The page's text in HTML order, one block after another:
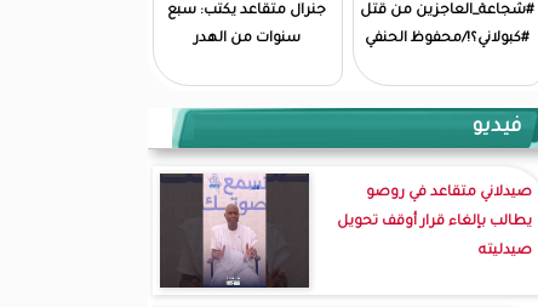
#شجاعة_العاجزين من قتل
#كبولاني؟!/محفوظ الحنفي
جنرال متقاعد يكتب: سبع
سنوات من الهدر
فيديو
صيدلاني متقاعد في روصو
يطالب بإلغاء قرار أوقف تحويل
صيدليته